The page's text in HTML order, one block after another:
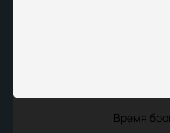
Время